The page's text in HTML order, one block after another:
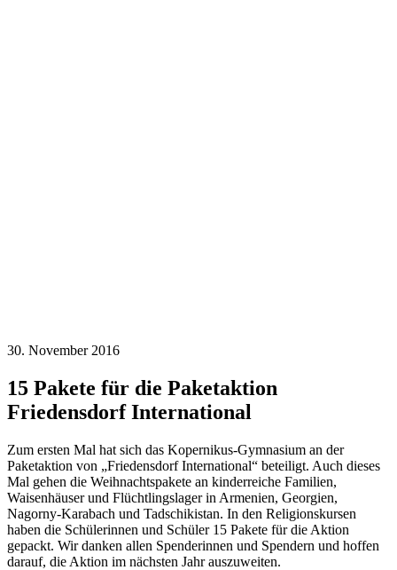
30. November 2016
15 Pakete für die Paketaktion
Friedensdorf International
Zum ersten Mal hat sich das Kopernikus-Gymnasium an der
Paketaktion von „Friedensdorf International“ beteiligt. Auch dieses
Mal gehen die Weihnachtspakete an kinderreiche Familien,
Waisenhäuser und Flüchtlingslager in Armenien, Georgien,
Nagorny-Karabach und Tadschikistan. In den Religionskursen
haben die Schülerinnen und Schüler 15 Pakete für die Aktion
gepackt. Wir danken allen Spenderinnen und Spendern und hoffen
darauf, die Aktion im nächsten Jahr auszuweiten.